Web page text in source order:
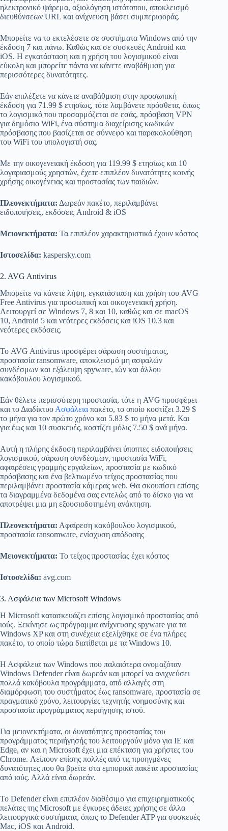
ηλεκτρονικό ψάρεμα, αξιολόγηση ιστότοπου, αποκλεισμό
διευθύνσεων URL και ανίχνευση βάσει συμπεριφοράς.
Μπορείτε να το εκτελέσετε σε συστήματα Windows από την
έκδοση 7 και πάνω. Καθώς και σε συσκευές Android και
iOS. Η εγκατάσταση και η χρήση του λογισμικού είναι
εύκολη και μπορείτε πάντα να κάνετε αναβάθμιση για
περισσότερες δυνατότητες.
Εάν επιλέξετε να κάνετε αναβάθμιση στην προσωπική
έκδοση για 71.99 $ ετησίως, τότε λαμβάνετε πρόσθετα, όπως
το λογισμικό που προσαρμόζεται σε εσάς, πρόσβαση VPN
για δημόσιο WiFi, ένα σύστημα διαχείρισης κωδικών
πρόσβασης που βασίζεται σε σύννεφο και παρακολούθηση
του WiFi του υπολογιστή σας.
Με την οικογενειακή έκδοση για 119.99 $ ετησίως και 10
λογαριασμούς χρηστών, έχετε επιπλέον δυνατότητες κοινής
χρήσης οικογένειας και προστασίας των παιδιών.
Πλεονεκτήματα: Δωρεάν πακέτο, περιλαμβάνει
ειδοποιήσεις, εκδόσεις Android & iOS
Μειονεκτήματα: Τα επιπλέον χαρακτηριστικά έχουν κόστος
Ιστοσελίδα: kaspersky.com
2. AVG Antivirus
Μπορείτε να κάνετε λήψη, εγκατάσταση και χρήση του AVG
Free Antivirus για προσωπική και οικογενειακή χρήση.
Λειτουργεί σε Windows 7, 8 και 10, καθώς και σε macOS
10, Android 5 και νεότερες εκδόσεις και iOS 10.3 και
νεότερες εκδόσεις.
Το AVG Antivirus προσφέρει σάρωση συστήματος,
προστασία ransomware, αποκλεισμό μη ασφαλών
συνδέσμων και εξάλειψη spyware, ιών και άλλου
κακόβουλου λογισμικού.
Εάν θέλετε περισσότερη προστασία, τότε η AVG προσφέρει
και το Διαδίκτυο Ασφάλεια πακέτο, το οποίο κοστίζει 3.29 $
το μήνα για τον πρώτο χρόνο και 5.83 $ το μήνα μετά. Και
για έως και 10 συσκευές, κοστίζει μόλις 7.50 $ ανά μήνα.
Αυτή η πλήρης έκδοση περιλαμβάνει ύποπτες ειδοποιήσεις
λογισμικού, σάρωση συνδέσμων, προστασία WiFi,
αφαιρέσεις γραμμής εργαλείων, προστασία με κωδικό
πρόσβασης και ένα βελτιωμένο τείχος προστασίας που
περιλαμβάνει προστασία κάμερας web. Θα σκουπίσει επίσης
τα διαγραμμένα δεδομένα σας εντελώς από το δίσκο για να
αποτρέψει μια μη εξουσιοδοτημένη ανάκτηση.
Πλεονεκτήματα: Αφαίρεση κακόβουλου λογισμικού,
προστασία ransomware, ενίσχυση απόδοσης
Μειονεκτήματα: Το τείχος προστασίας έχει κόστος
Ιστοσελίδα: avg.com
3. Ασφάλεια των Microsoft Windows
Η Microsoft κατασκευάζει επίσης λογισμικό προστασίας από
ιούς. Ξεκίνησε ως πρόγραμμα ανίχνευσης spyware για τα
Windows XP και στη συνέχεια εξελίχθηκε σε ένα πλήρες
πακέτο, το οποίο τώρα διατίθεται με τα Windows 10.
Η Ασφάλεια των Windows που παλαιότερα ονομαζόταν
Windows Defender είναι δωρεάν και μπορεί να ανιχνεύσει
πολλά κακόβουλα προγράμματα, από αλλαγές στη
διαμόρφωση του συστήματος έως ransomware, προστασία σε
πραγματικό χρόνο, λειτουργίες τεχνητής νοημοσύνης και
προστασία προγράμματος περιήγησης ιστού.
Για μειονεκτήματα, οι δυνατότητες προστασίας του
προγράμματος περιήγησής του λειτουργούν μόνο για IE και
Edge, αν και η Microsoft έχει μια επέκταση για χρήστες του
Chrome. Λείπουν επίσης πολλές από τις προηγμένες
δυνατότητες που θα βρείτε στα εμπορικά πακέτα προστασίας
από ιούς. Αλλά είναι δωρεάν.
Το Defender είναι επιπλέον διαθέσιμο για επιχειρηματικούς
πελάτες της Microsoft με έγκυρες άδειες χρήσης σε άλλα
λειτουργικά συστήματα, όπως το Defender ATP για συσκευές
Mac, iOS και Android.